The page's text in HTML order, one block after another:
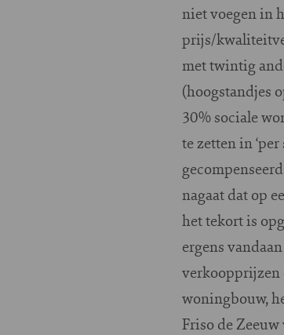
niet voegen in
prijs/
met twintig
(hoogstandjes
30% sociale
te zetten in
nagaat dat op
het tekort is
ergens
verkoopprijzen
woningbouw,
Friso de